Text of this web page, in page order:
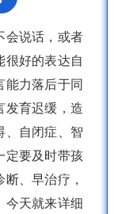
会说话，或者
很好的表达自
能力落后于同
发育迟缓，造
、自闭症、智
定要及时带孩
、早治疗，
今天就来详细